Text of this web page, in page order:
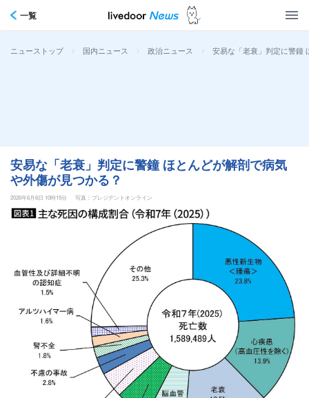
一覧
ニューストップ > 国内ニュース > 政治ニュース > 安易な「老衰」判定に警鐘
安易な「老衰」判定に警鐘 ほとんどが解剖で病気
や外傷が見つかる？
2026年6月6日 10時15分 写真：プレジデントオンライン